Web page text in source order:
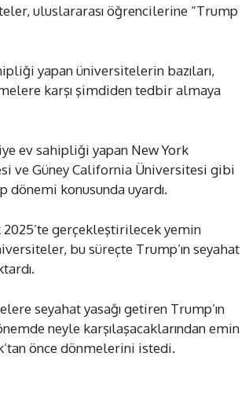
uluslararası öğrencilerine “Trump
yapan üniversitelerin bazıları,
karşı şimdiden tedbir almaya
ev sahipliği yapan New York
ve Güney California Üniversitesi gibi
konusunda uyardı.
gerçekleştirilecek yemin
bu süreçte Trump’ın seyahat
seyahat yasağı getiren Trump’ın
neyle karşılaşacaklarından emin
önce dönmelerini istedi.